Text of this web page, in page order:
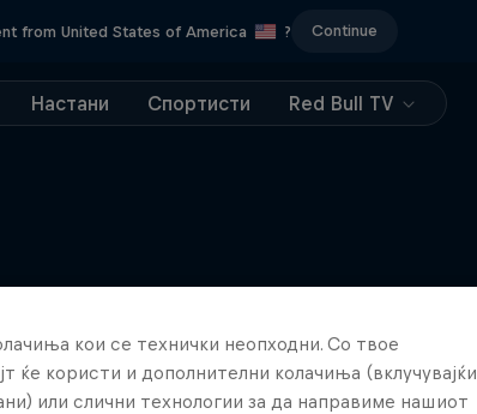
from United States of America ? Continue
Настани Спортисти Red Bull TV
кои се технички неопходни. Со твое
ќе користи и дополнителни колачиња (вклучувајќи
или слични технологии за да направиме нашиот